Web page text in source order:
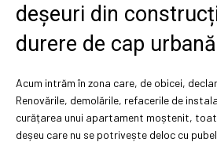
deșeuri din
durere de cap urbană
Acum intrăm în zona care, de obicei,
Renovările, demolările, refacerile de
curățarea unui apartament moștenit,
deșeu care nu se potrivește deloc cu